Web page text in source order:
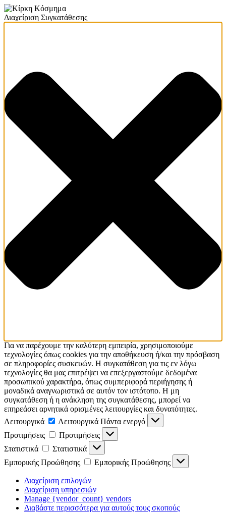
Διαχείριση Συγκατάθεσης
Για να παρέχουμε την καλύτερη εμπειρία, χρησιμοποιούμε
τεχνολογίες όπως cookies για την αποθήκευση ή/και την πρόσβαση
σε πληροφορίες συσκευών. Η συγκατάθεση για τις εν λόγω
τεχνολογίες θα μας επιτρέψει να επεξεργαστούμε δεδομένα
προσωπικού χαρακτήρα, όπως συμπεριφορά περιήγησης ή
μοναδικά αναγνωριστικά σε αυτόν τον ιστότοπο. Η μη
συγκατάθεση ή η ανάκληση της συγκατάθεσης, μπορεί να
επηρεάσει αρνητικά ορισμένες λειτουργίες και δυνατότητες.
Λειτουργικά
Λειτουργικά Πάντα ενεργό
Προτιμήσεις
Προτιμήσεις
Στατιστικά
Στατιστικά
Εμπορικής Προώθησης
Εμπορικής Προώθησης
Διαχείριση επιλογών
Διαχείριση υπηρεσιών
Manage {vendor_count} vendors
Διαβάστε περισσότερα για αυτούς τους σκοπούς